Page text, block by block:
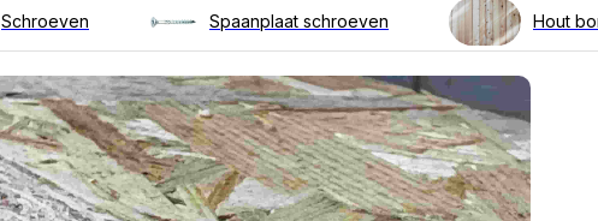
Schroeven Spaanplaat schroeven Hout